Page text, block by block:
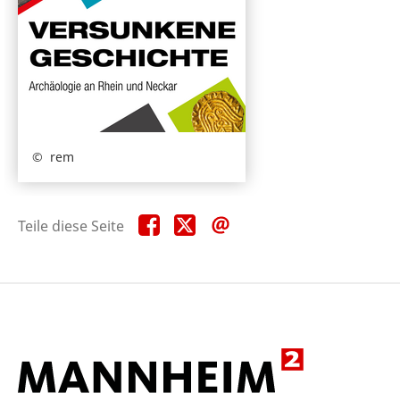
rem
Teile diese Seite Teile
diese
Teile
diese